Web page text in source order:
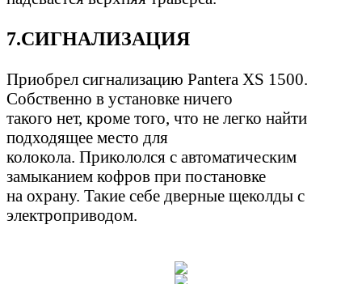
7.СИГНАЛИЗАЦИЯ
Приобрел сигнализацию Pantera XS 1500.
Собственно в установке ничего
такого нет, кроме того, что не легко найти
подходящее место для
колокола. Прикололся с автоматическим
замыканием кофров при постановке
на охрану. Такие себе дверные щеколды с
электроприводом.